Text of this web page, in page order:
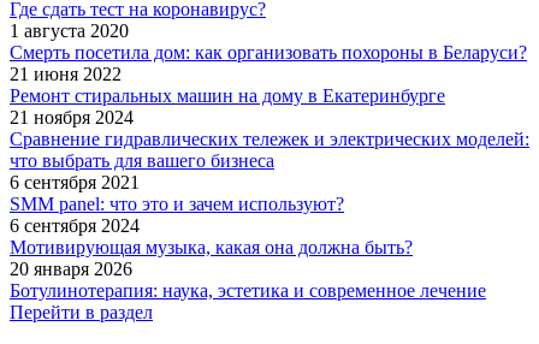
Где сдать тест на коронавирус?
1 августа 2020
Смерть посетила дом: как организовать похороны в Беларуси?
21 июня 2022
Ремонт стиральных машин на дому в Екатеринбурге
21 ноября 2024
Сравнение гидравлических тележек и электрических моделей:
что выбрать для вашего бизнеса
6 сентября 2021
SMM panel: что это и зачем используют?
6 сентября 2024
Мотивирующая музыка, какая она должна быть?
20 января 2026
Ботулинотерапия: наука, эстетика и современное лечение
Перейти в раздел